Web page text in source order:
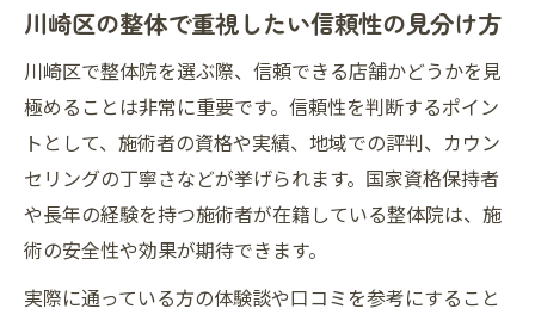
川崎区の整体で重視したい信頼性の見分け方
川崎区で整体院を選ぶ際、信頼できる店舗かどうかを見
極めることは非常に重要です。信頼性を判断するポイン
トとして、施術者の資格や実績、地域での評判、カウン
セリングの丁寧さなどが挙げられます。国家資格保持者
や長年の経験を持つ施術者が在籍している整体院は、施
術の安全性や効果が期待できます。
実際に通っている方の体験談や口コミを参考にすること